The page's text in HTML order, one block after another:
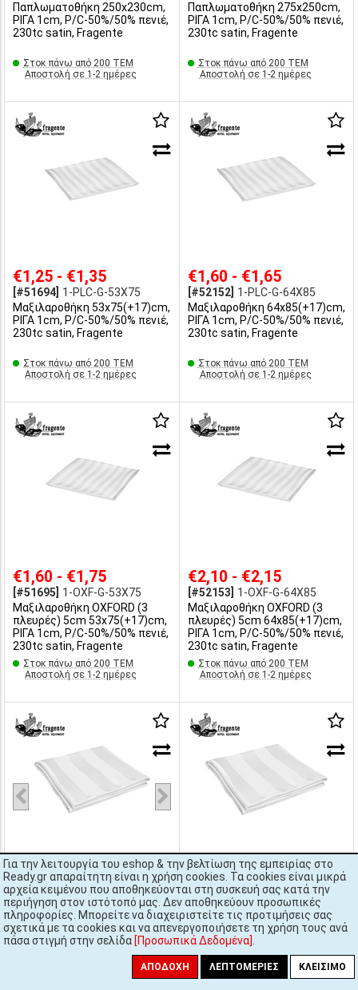
Για την λειτουργία του eshop & την βελτίωση της εμπειρίας στο
Ready.gr απαραίτητη είναι η χρήση cookies. Τα cookies είναι μικρά
αρχεία κειμένου που αποθηκεύονται στη συσκευή σας κατά την
περιήγηση στον ιστότοπό μας. Δεν αποθηκεύουν προσωπικές
πληροφορίες. Μπορείτε να διαχειριστείτε τις προτιμήσεις σας
σχετικά με τα cookies και να απενεργοποιήσετε τη χρήση τους ανά
πάσα στιγμή στην σελίδα [Προσωπικά Δεδομένα]
ΑΠΟΔΟΧΉ ΛΕΠΤΟΜΈΡΙΕΣ ΚΛΕΊΣΙΜΟ
Παπλωματοθήκη 250x230cm,
ΡΙΓΑ 1cm, P/C-50%/50% πενιέ,
230tc satin, Fragente
Στοκ πάνω από 200 ΤΕΜ
Αποστολή σε 1-2 ημέρες
Παπλωματοθήκη 275x250cm,
ΡΙΓΑ 1cm, P/C-50%/50% πενιέ,
230tc satin, Fragente
Στοκ πάνω από 200 ΤΕΜ
Αποστολή σε 1-2 ημέρες
€1,25 - €1,35
[#51694] 1-PLC-G-53X75
Μαξιλαροθήκη 53x75(+17)cm,
ΡΙΓΑ 1cm, P/C-50%/50% πενιέ,
230tc satin, Fragente
Στοκ πάνω από 200 ΤΕΜ
Αποστολή σε 1-2 ημέρες
€1,60 - €1,65
[#52152] 1-PLC-G-64X85
Μαξιλαροθήκη 64x85(+17)cm,
ΡΙΓΑ 1cm, P/C-50%/50% πενιέ,
230tc satin, Fragente
Στοκ πάνω από 200 ΤΕΜ
Αποστολή σε 1-2 ημέρες
€1,60 - €1,75
[#51695]
1-OXF-G-53X75
Μαξιλαροθήκη OXFORD (3
πλευρές) 5cm 53x75(+17)cm,
ΡΙΓΑ 1cm, P/C-50%/50% πενιέ,
230tc satin, Fragente
Στοκ πάνω από 200 ΤΕΜ
Αποστολή σε 1-2 ημέρες
€2,10 - €2,15
[#52153]
1-OXF-G-64X85
Μαξιλαροθήκη OXFORD (3
πλευρές) 5cm 64x85(+17)cm,
ΡΙΓΑ 1cm, P/C-50%/50% πενιέ,
230tc satin, Fragente
Στοκ πάνω από 200 ΤΕΜ
Αποστολή σε 1-2 ημέρες
€5,10 - €5,30
[#31564] 3-LIN-S-170X270
Σεντόνι 170x270(4+1)cm,
Ρίγα 3cm, 100% Cotton, πενιέ,
μερσεριζέ/σενφοριζέ, 200tc
satin, Fragente
€6,80 - €7,10
[#50659] 3-LIN-S-170X290
Σεντόνι 170x290(4+1)cm,
Ρίγα 3cm, 100% Cotton, πενιέ,
μερσεριζέ/σενφοριζέ, 200tc
satin, Fragente
Στοκ πάνω από 200 ΤΕΜ